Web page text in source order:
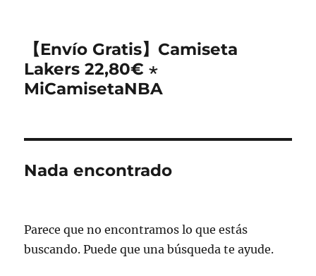
【Envío Gratis】Camiseta
Lakers 22,80€ ⋆
MiCamisetaNBA
Nada encontrado
Parece que no encontramos lo que estás
buscando. Puede que una búsqueda te ayude.